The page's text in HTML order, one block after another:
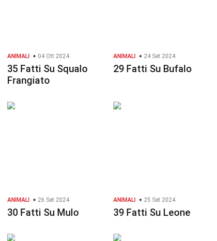
ANIMALI 04 Ott 2024
35 Fatti Su Squalo
Frangiato
ANIMALI 24 Set 2024
29 Fatti Su Bufalo
ANIMALI 26 Set 2024
30 Fatti Su Mulo
ANIMALI 25 Set 2024
39 Fatti Su Leone